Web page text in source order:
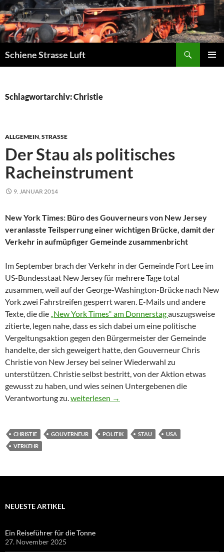
Zum
Inhalt
springen
Schiene Strasse Luft
Schlagwortarchiv: Christie
ALLGEMEIN,STRASSE
Der Stau als politisches
Racheinstrument
9. JANUAR 2014
New York Times: Büro des Gouverneurs von New Jersey
veranlasste Teilsperrung einer wichtigen Brücke, damit der
Verkehr in aufmüpfiger Gemeinde zusammenbricht
Im September brach der Verkehr in der Gemeinde Fort Lee im
US-Bundesstaat New Jersey für mehrere Tage total
zusammen, weil auf der George-Washington-Brücke nach New
York zwei Fahrstreifen gesperrt waren. E-Mails und andere
Texte, die die „New York Times“ am Donnerstagauszugsweise
zitierte, legen nahe, dass es sich dabei um eine politische
Vergeltungsaktion gegen den Bürgermeister der Gemeinde
handelte, der sich geweigert hatte, den Gouverneur Chris
Christie von New Jersey bei seiner Wiederwahl zu
unterstützen. Christie selbst bestritt, von der Aktion etwas
gewusst zu haben, und wies seinen Untergebenen die
Verantwortung zu.Der Stau als politisches Racheinstrument
weiterlesen →
CHRISTIE GOUVERNEUR POLITIK STAU
USA
VERKEHR
NEUESTE ARTIKEL
Ein Reiseführer für die Tonne
27. November 2025